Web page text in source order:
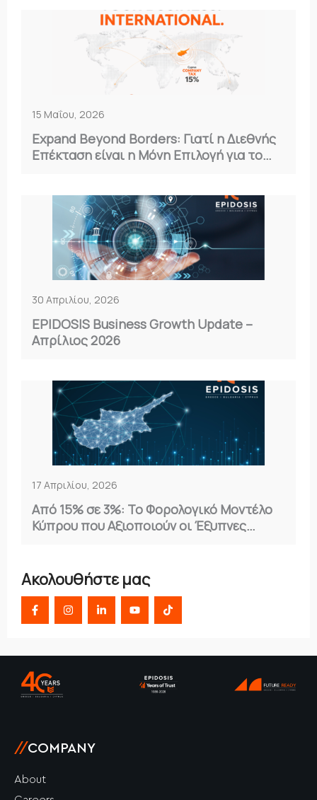
15 Μαΐου, 2026
Expand Beyond Borders: Γιατί η Διεθνής
Επέκταση είναι η Μόνη Επιλογή για το
30 Απριλίου, 2026
EPIDOSIS Business Growth Update –
Απρίλιος 2026
17 Απριλίου, 2026
Από 15% σε 3%: Το Φορολογικό Μοντέλο
Κύπρου που Αξιοποιούν οι Έξυπνες
Ακολουθήστε μας
F
a
c
o
k
-
f
I
n
s
g
L
i
n
d
Y
o
u
b
T
i
k
k
//COMPANY
About